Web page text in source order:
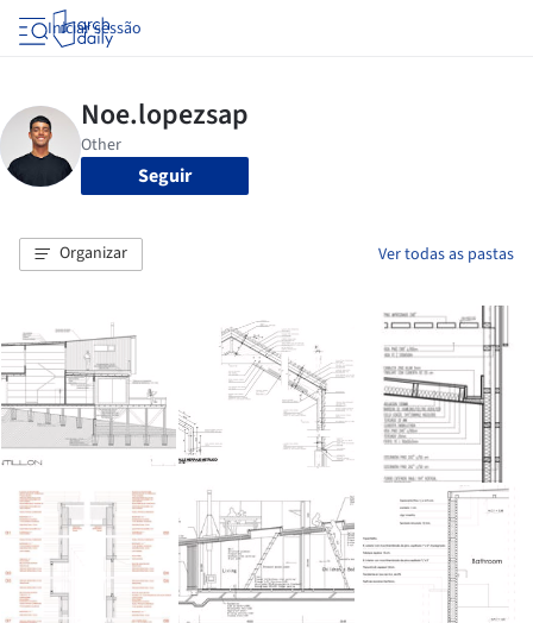
Iniciar sessão
Seguir
Organizar Ver todas as pastas